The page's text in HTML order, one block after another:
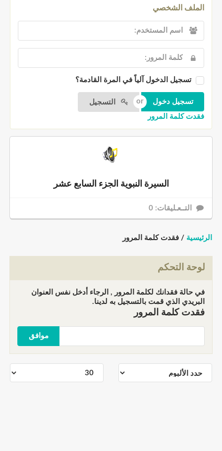
الملف الشخصي
تسجيل الدخول آلياً في المرة القادمة؟
التسجيل
فقدت كلمة المرور
السيرة النبوية الجزء السابع عشر
التــعـليقات: 0
الرئيسية / فقدت كلمة المرور
لوحة التحكم
في حالة فقدانك لكلمة المرور , الرجاء أدخل نفس العنوان
البريدي الذي قمت بالتسجيل به لدينا.
فقدت كلمة المرور
موافق